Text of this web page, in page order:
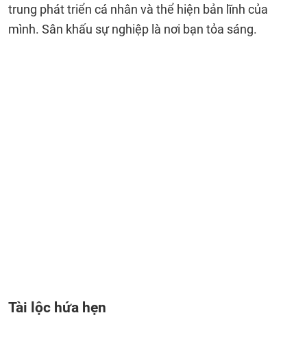
trung phát triển cá nhân và thể hiện bản lĩnh của
mình. Sân khấu sự nghiệp là nơi bạn tỏa sáng.
Tài lộc hứa hẹn